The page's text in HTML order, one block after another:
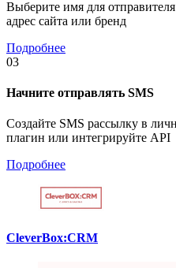
Выберите имя для
адрес сайта или бренд
Подробнее
03
Начните отправлять SMS
Создайте SMS рассылку в
плагин или интегрируйте API
Подробнее
CleverBox:CRM